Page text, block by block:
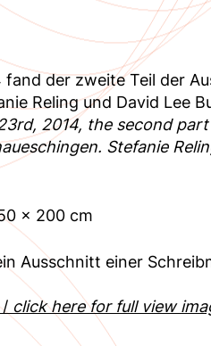
fand der zweite Teil der
Reling und David Lee
2014, the second
Stefanie
x 200 cm
Ausschnitt einer
/ click here for full view